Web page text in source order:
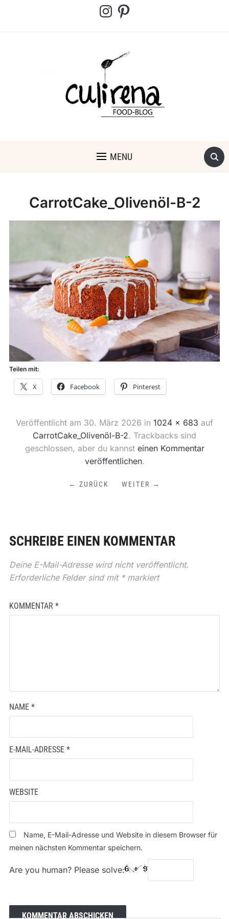
InstagramPinterest
MENU
CarrotCake_Olivenöl-B-2
Teilen mit:
X Facebook Pinterest
Veröffentlicht am 30. März 2026 in 1024 × 683 auf
CarrotCake_Olivenöl-B-2. Trackbacks sind
geschlossen, aber du kannst einen Kommentar
veröffentlichen.
← ZURÜCK WEITER →
SCHREIBE EINEN KOMMENTAR
Deine E-Mail-Adresse wird nicht veröffentlicht.
Erforderliche Felder sind mit *markiert
KOMMENTAR *
NAME *
E-MAIL-ADRESSE *
WEBSITE
Name, E-Mail-Adresse und Website in diesem Browser für
meinen nächsten Kommentar speichern.
Are you human? Please solve: